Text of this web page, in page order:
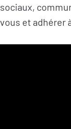
sociaux,
vous et adhérer